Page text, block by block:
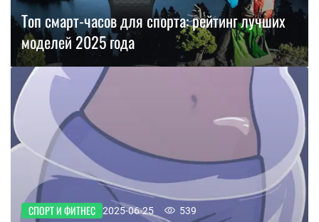
Топ смарт-часов для спорта: рейтинг лучших
моделей 2025 года
СПОРТ И ФИТНЕС 2025-06-25 539